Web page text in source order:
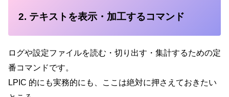
2. テキストを表示・加工するコマンド
ログや設定ファイルを読む・切り出す・集計するための定
番コマンドです。
LPIC 的にも実務的にも、ここは絶対に押さえておきたい